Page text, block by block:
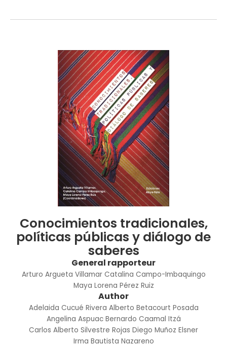
Conocimientos tradicionales,
políticas públicas y diálogo de
saberes
General rapporteur
Arturo Argueta Villamar Catalina Campo-Imbaquingo
Maya Lorena Pérez Ruiz
Author
Adelaida Cucué Rivera Alberto Betacourt Posada
Angelina Aspuac Bernardo Caamal Itzá
Carlos Alberto Silvestre Rojas Diego Muñoz Elsner
Irma Bautista Nazareno